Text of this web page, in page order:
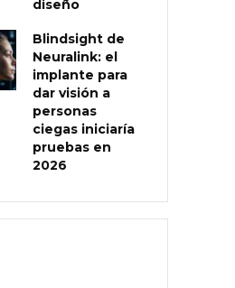
diseño
Blindsight de
Neuralink: el
implante para
dar visión a
personas
ciegas iniciaría
pruebas en
2026